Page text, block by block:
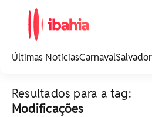
noticias e
Últimas NotíciasCarnavalSalvador
Resultados para a tag:
Modificações